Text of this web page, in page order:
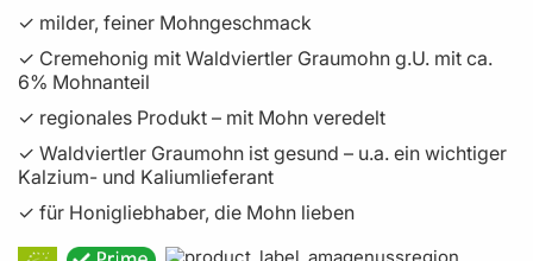
✓ milder, feiner Mohngeschmack
✓ Cremehonig mit Waldviertler Graumohn g.U. mit ca.
6% Mohnanteil
✓ regionales Produkt – mit Mohn veredelt
✓ Waldviertler Graumohn ist gesund – u.a. ein wichtiger
Kalzium- und Kaliumlieferant
✓ für Honigliebhaber, die Mohn lieben